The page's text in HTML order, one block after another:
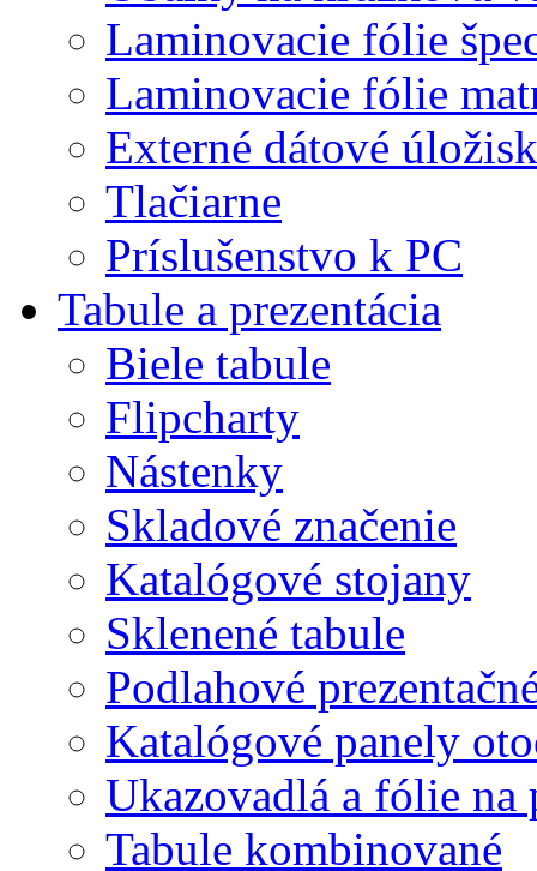
Laminovacie fólie
Laminovacie fólie
Externé dátové
Tlačiarne
Príslušenstvo k PC
Tabule a prezentácia
Biele tabule
Flipcharty
Nástenky
Skladové značenie
Katalógové stojany
Sklenené tabule
Podlahové
Katalógové panely
Ukazovadlá a fólie na
Tabule kombinované